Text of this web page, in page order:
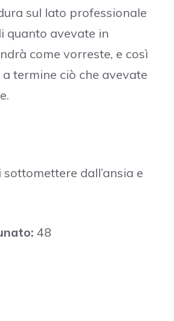
sul lato professionale
quanto avevate in
come vorreste, e così
termine ciò che avevate
dall’ansia e
48